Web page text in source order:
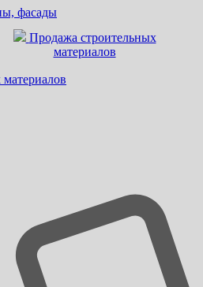
Продажа строительных
материалов